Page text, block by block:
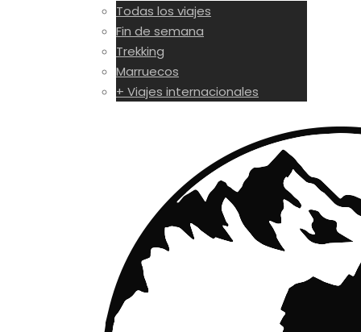
Todas los viajes
Fin de semana
Trekking
Marruecos
+ Viajes internacionales